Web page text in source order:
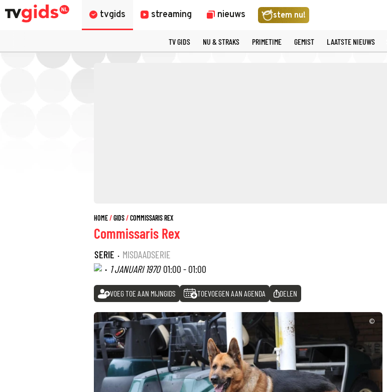
tvgids streaming nieuws stem nu!
TV GIDS NU & STRAKS PRIMETIME GEMIST LAATSTE NIEUWS
HOME GIDS COMMISSARIS REX
Commissaris Rex
SERIE · MISDAADSERIE
· 1 JANUARI 1970 01:00 - 01:00
VOEG TOE AAN MIJNGIDS TOEVOEGEN AAN AGENDA DELEN
©